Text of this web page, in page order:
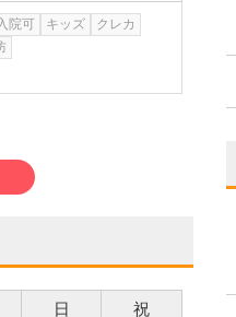
院可 キッズ
クレカ
日 祝